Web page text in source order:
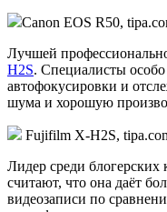
Canon EOS R50,
Лучшей
H2S. Специалисты
автофокусировки и
шума и хорошую
Fujifilm X-H2S,
Лидер среди
считают, что она даёт
видеозаписи по